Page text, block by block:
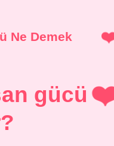
Ne Demek
gücü